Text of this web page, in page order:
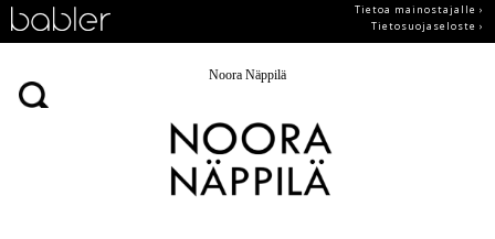
Tietoa mainostajalle ›
Tietosuojaseloste ›
Noora Näppilä